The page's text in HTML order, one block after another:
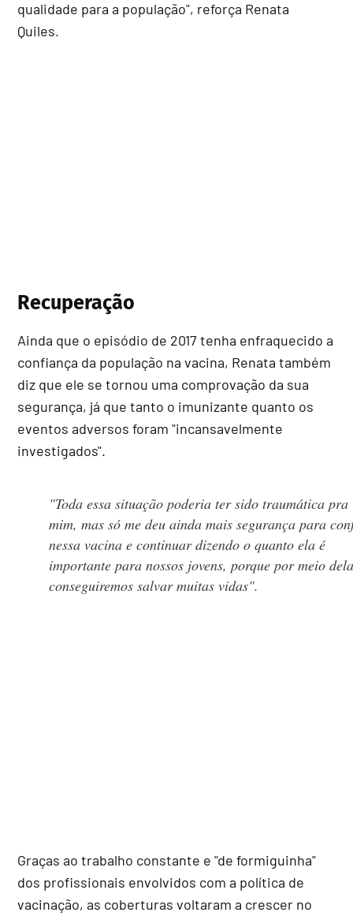
qualidade para a população", reforça Renata
Quiles.
Recuperação
Ainda que o episódio de 2017 tenha enfraquecido a
confiança da população na vacina, Renata também
diz que ele se tornou uma comprovação da sua
segurança, já que tanto o imunizante quanto os
eventos adversos foram "incansavelmente
investigados".
"Toda essa situação poderia ter sido traumática pra
mim, mas só me deu ainda mais segurança para
nessa vacina e continuar dizendo o quanto ela é
importante para nossos jovens, porque por meio
conseguiremos salvar muitas vidas".
Graças ao trabalho constante e "de formiguinha"
dos profissionais envolvidos com a política de
vacinação, as coberturas voltaram a crescer no